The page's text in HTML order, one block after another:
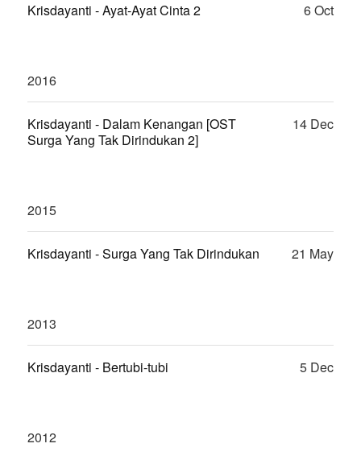
Krisdayanti - Ayat-Ayat Cinta 2 6 Oct
2016
Krisdayanti - Dalam Kenangan [OST
Surga Yang Tak Dirindukan 2]
14 Dec
2015
Krisdayanti - Surga Yang Tak Dirindukan 21 May
2013
Krisdayanti - Bertubi-tubi 5 Dec
2012